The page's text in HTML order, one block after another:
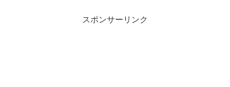
スポンサーリンク